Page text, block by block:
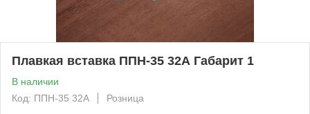
Плавкая вставка ППН-35 32А Габарит 1
В наличии
Код: ППН-35 32А
Розница